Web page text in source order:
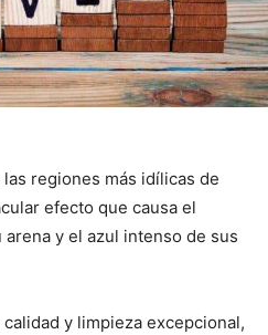
regiones más idílicas de
efecto que causa el
y el azul intenso de sus
y limpieza excepcional,